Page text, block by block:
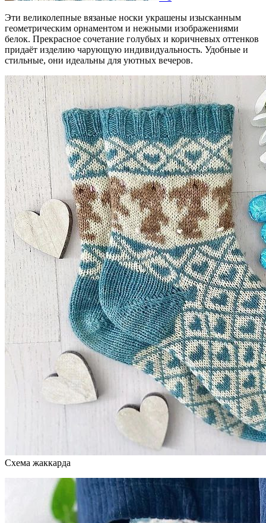
Эти великолепные вязаные носки украшены изысканным
геометрическим орнаментом и нежными изображениями
белок. Прекрасное сочетание голубых и коричневых оттенков
придаёт изделию чарующую индивидуальность. Удобные и
стильные, они идеальны для уютных вечеров.
Схема жаккарда